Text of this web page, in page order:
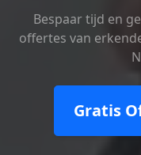
Bespaar tijd en
offertes van
Gratis